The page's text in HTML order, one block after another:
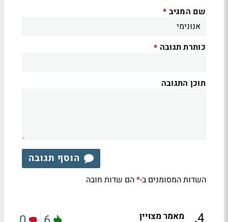
שם המגיב *
כותרת תגובה *
תוכן התגובה
הוסף תגובה
השדות המסומנים ב-*הם שדות חובה
4
. מאמר מצויין